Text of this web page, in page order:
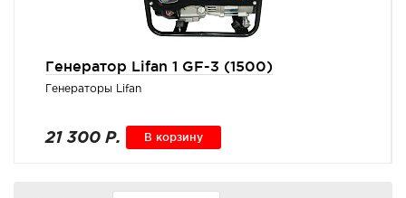
Генератор Lifan 1 GF-3 (1500)
Генераторы Lifan
21 300 Р. В корзину